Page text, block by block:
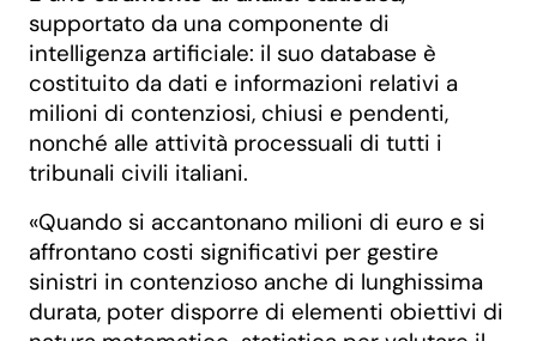
supportato da una componente di
intelligenza artificiale: il suo database è
costituito da dati e informazioni relativi a
milioni di contenziosi, chiusi e pendenti,
nonché alle attività processuali di tutti i
tribunali civili italiani.
«Quando si accantonano milioni di euro e si
affrontano costi significativi per gestire
sinistri in contenzioso anche di lunghissima
durata, poter disporre di elementi obiettivi di